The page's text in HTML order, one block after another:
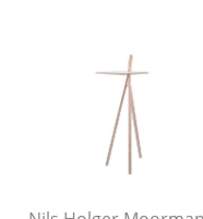
Barmöbel
Garderoben
Kleinaufbewahrung